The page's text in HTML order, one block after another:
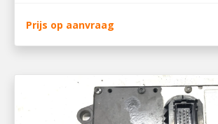
Prijs op aanvraag